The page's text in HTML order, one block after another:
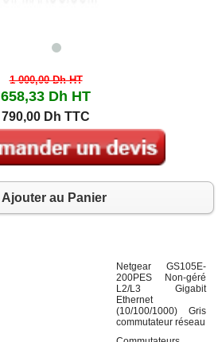
1 000,00 DhHT
658,33 Dh HT
790,00 Dh TTC
Ajouter au Panier
Netgear GS105E-
200PES Non-géré
L2/L3 Gigabit
Ethernet
(10/100/1000) Gris
commutateur réseau